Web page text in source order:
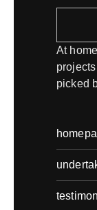
At
picked